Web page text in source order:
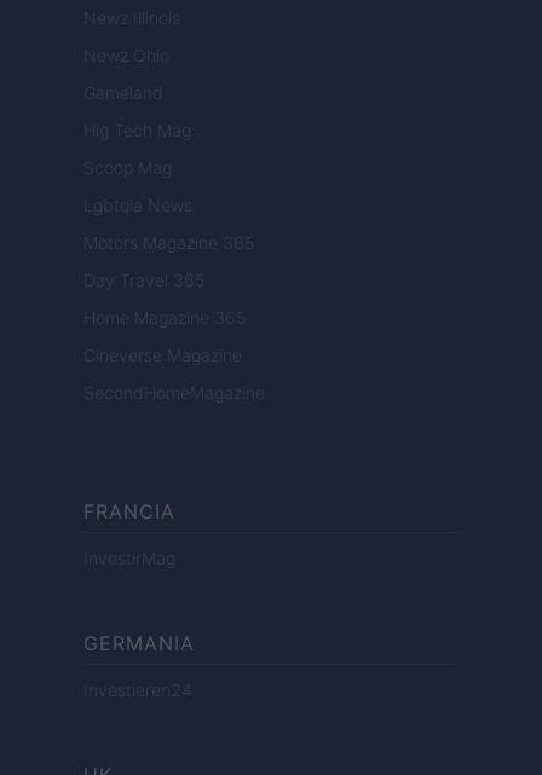
Newz Illinois
Newz Ohio
Gameland
Hig Tech Mag
Scoop Mag
Lgbtqia News
Motors Magazine 365
Day Travel 365
Home Magazine 365
Cineverse Magazine
SecondHomeMagazine
FRANCIA
InvestirMag
GERMANIA
Investieren24